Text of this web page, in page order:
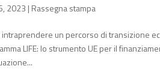
2023 | Rassegna stampa
intraprendere un percorso di transizione
LIFE: lo strumento UE per il